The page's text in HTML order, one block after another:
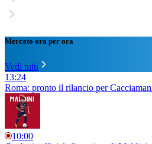
Mercato ora per ora
Vedi tutti
13:24
Roma: pronto il rilancio per
10:00